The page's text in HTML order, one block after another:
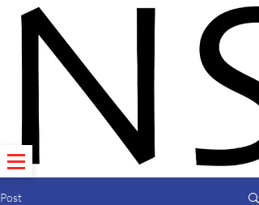
Post